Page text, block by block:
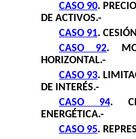
CASO 90.
DE ACTIVOS.-
CASO 91.
CASO 92.
HORIZONTAL.-
CASO 93.
DE INTERÉS.-
CASO 94.
ENERGÉTICA.-
CASO 95.